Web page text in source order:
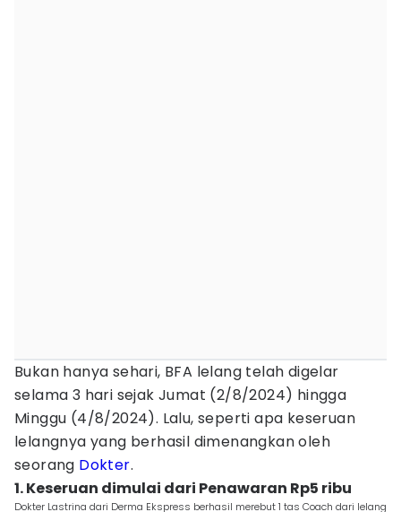
Bukan hanya sehari, BFA lelang telah digelar
selama 3 hari sejak Jumat (2/8/2024) hingga
Minggu (4/8/2024). Lalu, seperti apa keseruan
lelangnya yang berhasil dimenangkan oleh
seorang Dokter.
1. Keseruan dimulai dari Penawaran Rp5 ribu
Dokter Lastrina dari Derma Ekspress berhasil merebut 1 tas Coach dari lelang